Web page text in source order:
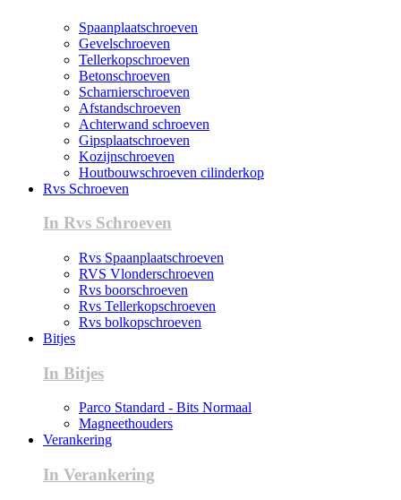
Spaanplaatschroeven
Gevelschroeven
Tellerkopschroeven
Betonschroeven
Scharnierschroeven
Afstandschroeven
Achterwand schroeven
Gipsplaatschroeven
Kozijnschroeven
Houtbouwschroeven cilinderkop
Rvs Schroeven
In Rvs Schroeven
Rvs Spaanplaatschroeven
RVS Vlonderschroeven
Rvs boorschroeven
Rvs Tellerkopschroeven
Rvs bolkopschroeven
Bitjes
In Bitjes
Parco Standard - Bits Normaal
Magneethouders
Verankering
In Verankering